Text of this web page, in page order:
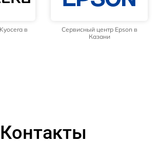
в
Сервисный центр Epson в
Казани
Контакты